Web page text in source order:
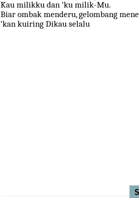
Kau milikku dan ‘ku milik-Mu.
Biar ombak menderu, gelombang
‘kan kuiring Dikau selalu